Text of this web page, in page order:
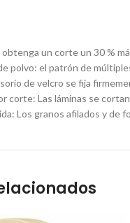
un corte un 30 %
polvo: el patrón de
de velcro se fija
corte: Las láminas se
Los granos afilados y de